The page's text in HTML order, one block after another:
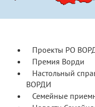
Проекты РО
Премия Ворди
Настольный
ВОРДИ
Семейные